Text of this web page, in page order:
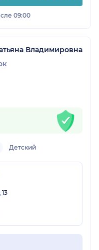
09:00
Владимировна
Детский